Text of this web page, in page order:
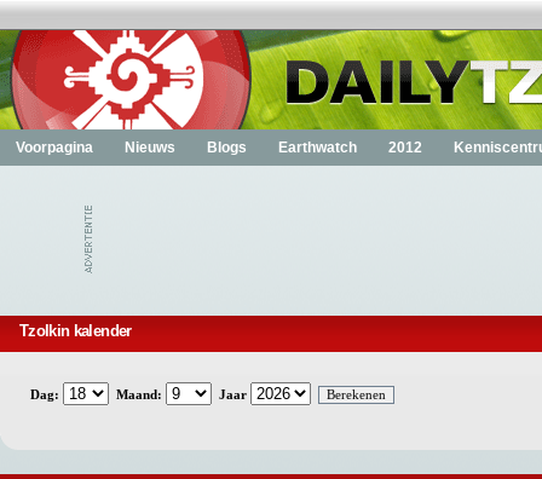
Voorpagina Nieuws Blogs Earthwatch 2012
Tzolkin kalender
Dag: Maand: Jaar